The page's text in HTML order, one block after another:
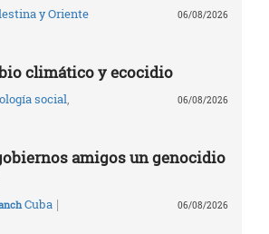
y Oriente
06/08/2026
climático y ecocidio
social 06/08/2026
amigos un genocidio
Cuba | 06/08/2026